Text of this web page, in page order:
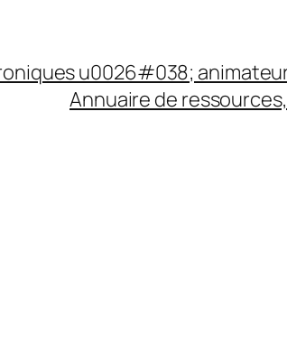
u0026#038;
Annuaire de